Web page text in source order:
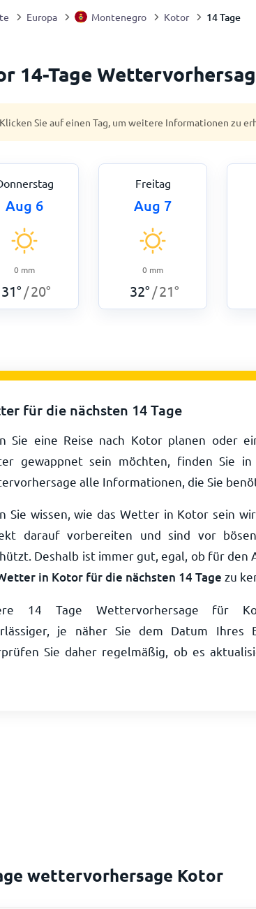
Europa Montenegro Kotor 14 Tage
14-Tage
Klicken Sie auf einen Tag, um weitere Informationen zu
Aug 6
0 mm
31° /20°
Freitag
Aug 7
0 mm
32° /21°
für die nächsten 14 Tage
Sie eine Reise nach Kotor planen oder
gewappnet sein möchten, finden Sie
alle Informationen, die Sie
Sie wissen, wie das Wetter in Kotor sein
darauf vorbereiten und sind vor bösen
Deshalb ist immer gut, egal, ob für den
in Kotor für die nächsten 14 Tage zu
14 Tage Wettervorhersage für
je näher Sie dem Datum Ihres
Sie daher regelmäßig, ob es
wettervorhersage Kotor